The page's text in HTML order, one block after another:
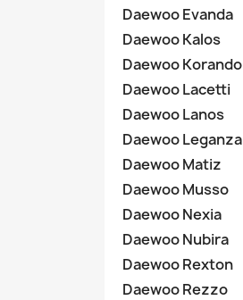
Daewoo Evanda
Daewoo Kalos
Daewoo Korando
Daewoo Lacetti
Daewoo Lanos
Daewoo Leganza
Daewoo Matiz
Daewoo Musso
Daewoo Nexia
Daewoo Nubira
Daewoo Rexton
Daewoo Rezzo